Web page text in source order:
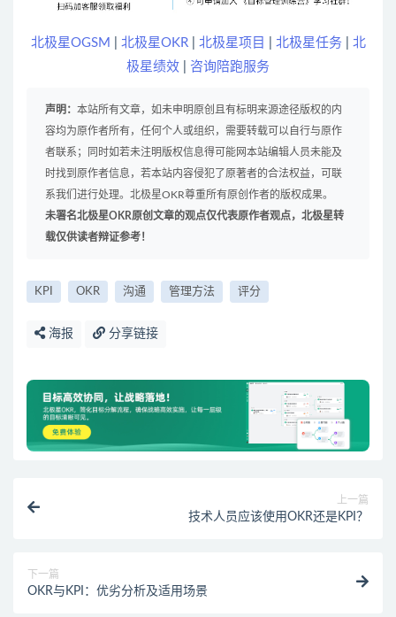
北极星OGSM 北极星OKR| 北极星项目 北极星任务
北
极星绩效
咨询陪跑服务
声明： 本站所有文章，如未申明原创且有标明来源途径版权的内
容均为原作者所有，任何个人或组织，需要转载可以自行与原作
者联系；同时如若未注明版权信息得可能网本站编辑人员未能及
时找到原作者信息，若本站内容侵犯了原著者的合法权益，可联
系我们进行处理。北极星OKR尊重所有原创作者的版权成果。
未署名北极星OKR原创文章的观点仅代表原作者观点，北极星转
载仅供读者辩证参考！
KPI OKR 沟通 管理方法 评分
海报 分享链接
上一篇
技术人员应该使用OKR还是KPI？
下一篇
OKR与KPI：优劣分析及适用场景